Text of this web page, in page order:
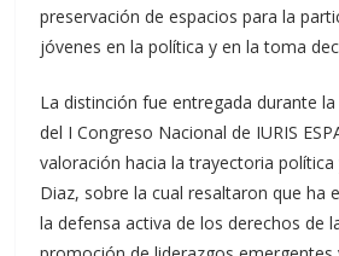
preservación de espacios para la
jóvenes en la política y en la toma
La distinción fue entregada durante
del I Congreso Nacional de IURIS
valoración hacia la trayectoria política
Diaz, sobre la cual resaltaron que ha
la defensa activa de los derechos de